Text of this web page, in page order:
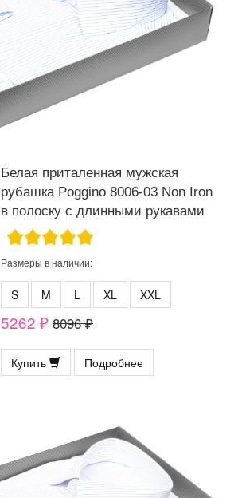
Белая приталенная мужская
рубашка Poggino 8006-03 Non Iron
в полоску с длинными рукавами
Размеры в наличии:
S M L XL XXL
5262 ₽ 8096 ₽
Купить Подробнее